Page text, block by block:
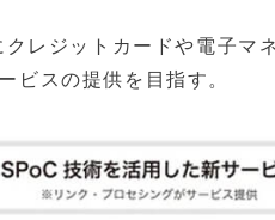
レジットカードや電子マ
ビスの提供を目指す。